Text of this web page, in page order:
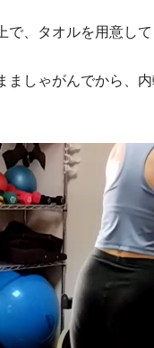
で、タオルを用意して
ましゃがんでから、